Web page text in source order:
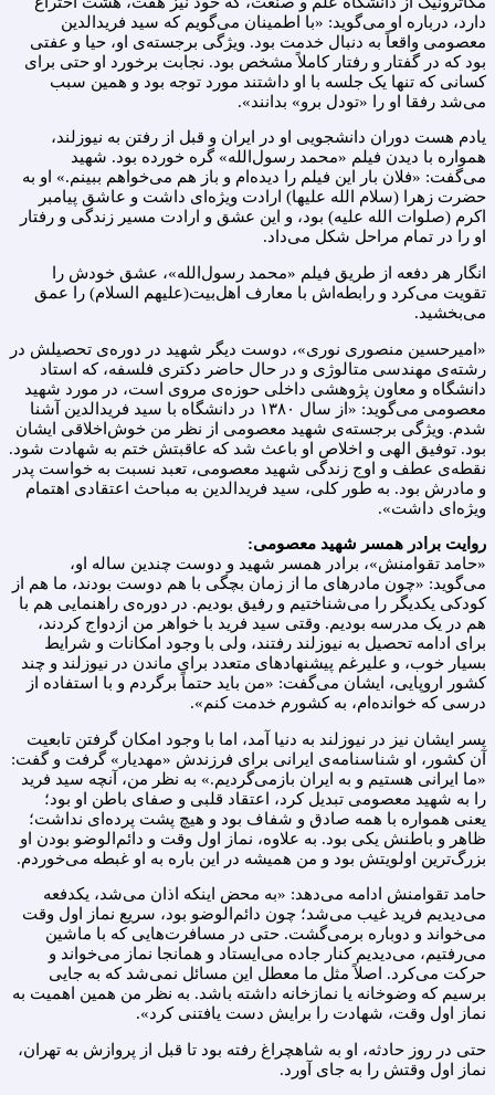
دارد، درباره او می‌گوید: «با اطمینان می‌گویم که سید فریدالدین
معصومی واقعاً به دنبال خدمت بود. ویژگی برجسته‌ی او، حیا و عفتی
بود که در گفتار و رفتار کاملاً مشخص بود. نجابت برخورد او حتی برای
کسانی که تنها یک جلسه با او داشتند مورد توجه بود و همین سبب
می‌شد رفقا او را «تودل برو» بدانند».
یادم هست دوران دانشجویی او در ایران و قبل از رفتن به نیوزلند،
همواره با دیدن فیلم «محمد رسول‌الله» گره خورده بود. شهید
می‌گفت: «فلان بار این فیلم را دیده‌ام و باز هم می‌خواهم ببینم.» او به
حضرت زهرا (سلام الله علیها) ارادت ویژه‌ای داشت و عاشق پیامبر
اکرم (صلوات الله علیه) بود، و این عشق و ارادت مسیر زندگی و رفتار
او را در تمام مراحل شکل می‌داد.
انگار هر دفعه از طریق فیلم «محمد رسول‌الله»، عشق خودش را
تقویت می‌کرد و رابطه‌اش با معارف اهل‌بیت(علیهم السلام) را عمق
می‌بخشید.
«امیرحسین منصوری نوری»، دوست دیگر شهید در دوره‌ی تحصیلش در
رشته‌ی مهندسی متالوژی و در حال حاضر دکتری فلسفه، که استاد
دانشگاه و معاون پژوهشی داخلی حوزه‌ی مروی است، در مورد شهید
معصومی می‌گوید: «از سال ۱۳۸۰ در دانشگاه با سید فریدالدین آشنا
شدم. ویژگی برجسته‌ی شهید معصومی از نظر من خوش‌اخلاقی ایشان
بود. توفیق الهی و اخلاص او باعث شد که عاقبتش ختم به شهادت شود.
نقطه‌ی عطف و اوج زندگی شهید معصومی، تعبد نسبت به خواست پدر
و مادرش بود. به طور کلی، سید فریدالدین به مباحث اعتقادی اهتمام
ویژه‌ای داشت».
روایت برادر همسر شهید معصومی:
«حامد تقوامنش»، برادر همسر شهید و دوست چندین ساله او،
می‌گوید: «چون مادرهای ما از زمان بچگی با هم دوست بودند، ما هم از
کودکی یکدیگر را می‌شناختیم و رفیق بودیم. در دوره‌ی راهنمایی هم با
هم در یک مدرسه بودیم. وقتی سید فرید با خواهر من ازدواج کردند،
برای ادامه تحصیل به نیوزلند رفتند، ولی با وجود امکانات و شرایط
بسیار خوب، و علیرغم پیشنهادهای متعدد برای ماندن در نیوزلند و چند
کشور اروپایی، ایشان می‌گفت: «من باید حتماً برگردم و با استفاده از
درسی که خوانده‌ام، به کشورم خدمت کنم».
پسر ایشان نیز در نیوزلند به دنیا آمد، اما با وجود امکان گرفتن تابعیت
آن کشور، او شناسنامه‌ی ایرانی برای فرزندش «مهدیار» گرفت و گفت:
«ما ایرانی هستیم و به ایران بازمی‌گردیم.» به نظر من، آنچه سید فرید
را به شهید معصومی تبدیل کرد، اعتقاد قلبی و صفای باطن او بود؛
یعنی همواره با همه صادق و شفاف بود و هیچ پشت پرده‌ای نداشت؛
ظاهر و باطنش یکی بود. به علاوه، نماز اول وقت و دائم‌الوضو بودن او
بزرگ‌ترین اولویتش بود و من همیشه در این باره به او غبطه می‌خوردم.
حامد تقوامنش ادامه می‌دهد: «به محض اینکه اذان می‌شد، یکدفعه
می‌دیدیم فرید غیب می‌شد؛ چون دائم‌الوضو بود، سریع نماز اول وقت
می‌خواند و دوباره برمی‌گشت. حتی در مسافرت‌هایی که با ماشین
می‌رفتیم، می‌دیدیم کنار جاده می‌ایستاد و همانجا نماز می‌خواند و
حرکت می‌کرد. اصلاً مثل ما معطل این مسائل نمی‌شد که به جایی
برسیم که وضوخانه یا نمازخانه داشته باشد. به نظر من همین اهمیت به
نماز اول وقت، شهادت را برایش دست یافتنی کرد».
حتی در روز حادثه، او به شاهچراغ رفته بود تا قبل از پروازش به تهران،
نماز اول وقتش را به جای آورد.